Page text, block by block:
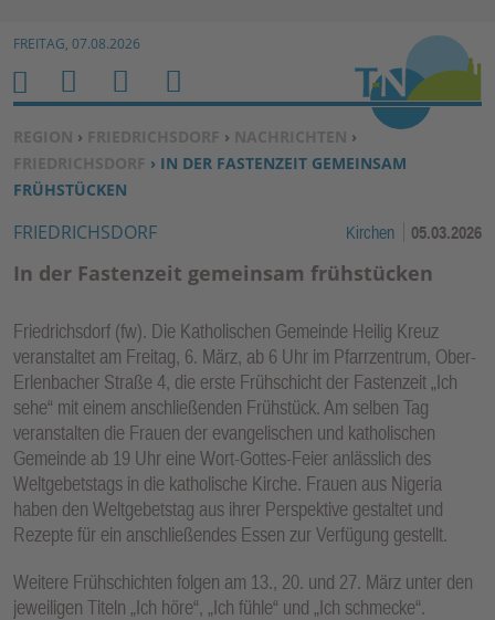
Zum Inhalt springen ↓
FREITAG, 07.08.2026
SIE BEFINDEN SICH HIER:
REGION › FRIEDRICHSDORF › NACHRICHTEN ›
FRIEDRICHSDORF › IN DER FASTENZEIT GEMEINSAM
FRÜHSTÜCKEN
FRIEDRICHSDORF Kirchen 05.03.2026
In der Fastenzeit gemeinsam frühstücken
Friedrichsdorf (fw). Die Katholischen Gemeinde Heilig Kreuz
veranstaltet am Freitag, 6. März, ab 6 Uhr im Pfarrzentrum, Ober-
Erlenbacher Straße 4, die erste Frühschicht der Fastenzeit „Ich
sehe“ mit einem anschließenden Frühstück. Am selben Tag
veranstalten die Frauen der evangelischen und katholischen
Gemeinde ab 19 Uhr eine Wort-Gottes-Feier anlässlich des
Weltgebetstags in die katholische Kirche. Frauen aus Nigeria
haben den Weltgebetstag aus ihrer Perspektive gestaltet und
Rezepte für ein anschließendes Essen zur Verfügung gestellt.
Weitere Frühschichten folgen am 13., 20. und 27. März unter den
jeweiligen Titeln „Ich höre“, „Ich fühle“ und „Ich schmecke“.
H
O
M
E
M
E
N
U
S
U
C
H
E
N
B
E
N
E
F
U
N
K
TI
O
N
E
N